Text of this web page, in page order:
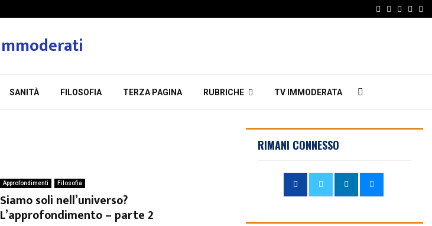
Facebook
Twitter
SANITÀ FILOSOFIA TERZA PAGINA RUBRICHE TV IMMODERATA
Approfondimenti Filosofia
Siamo soli nell’universo?
L’approfondimento – parte 2
RIMANI CONNESSO